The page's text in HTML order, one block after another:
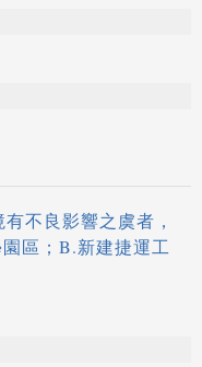
不良影響之虞者，
區；B.新建捷運工